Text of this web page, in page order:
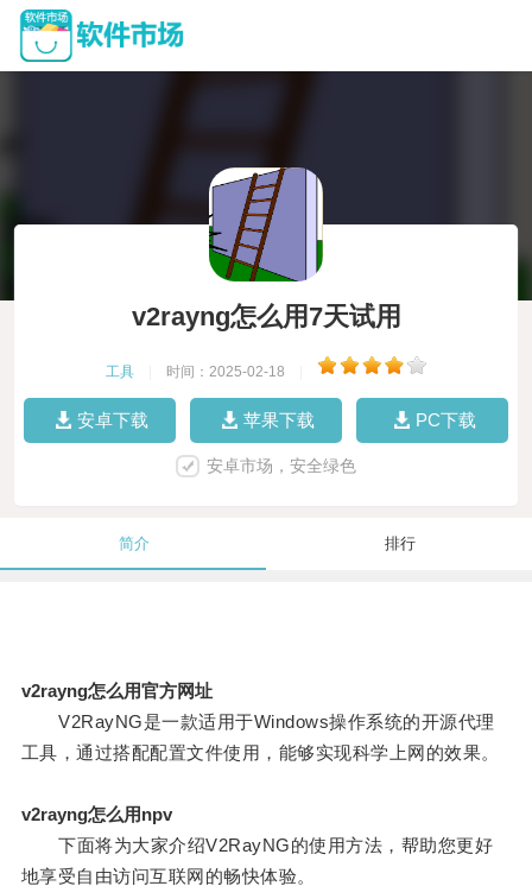
v2rayng怎么用7天试用
工具 时间：2025-02-18
安卓下载 苹果下载 PC下载
安卓市场，安全绿色
简介 排行
v2rayng怎么用官方网址
V2RayNG是一款适用于Windows操作系统的开源代理
工具，通过搭配配置文件使用，能够实现科学上网的效果。
v2rayng怎么用npv
下面将为大家介绍V2RayNG的使用方法，帮助您更好
地享受自由访问互联网的畅快体验。